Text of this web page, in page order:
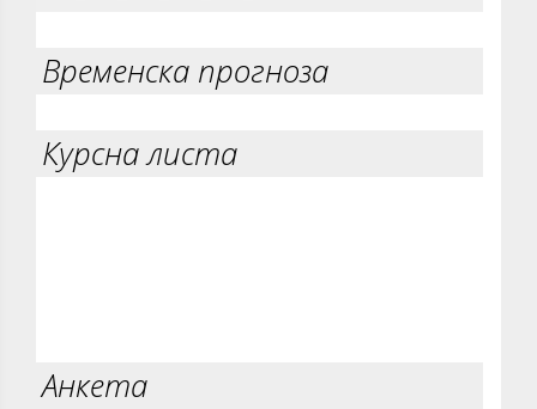
Временска прогноза
Курсна листа
Анкета